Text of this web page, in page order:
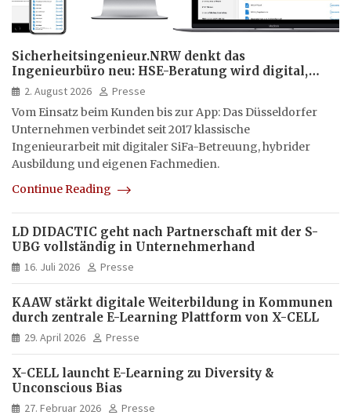
Sicherheitsingenieur.NRW denkt das
Ingenieurbüro neu: HSE-Beratung wird digital,
hybrid und multimedial
2. August 2026
Presse
Vom Einsatz beim Kunden bis zur App: Das Düsseldorfer
Unternehmen verbindet seit 2017 klassische
Ingenieurarbeit mit digitaler SiFa-Betreuung, hybrider
Ausbildung und eigenen Fachmedien.
Continue Reading
LD DIDACTIC geht nach Partnerschaft mit der S-
UBG vollständig in Unternehmerhand
16. Juli 2026 Presse
KAAW stärkt digitale Weiterbildung in Kommunen
durch zentrale E-Learning Plattform von X-CELL
29. April 2026 Presse
X-CELL launcht E-Learning zu Diversity &
Unconscious Bias
27. Februar 2026 Presse